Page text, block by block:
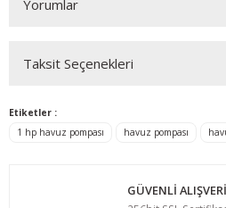
Yorumlar
Yorum Yaz
Taksit Seçenekleri
Etiketler :
1 hp havuz pompası
havuz pompası
GÜVENLİ